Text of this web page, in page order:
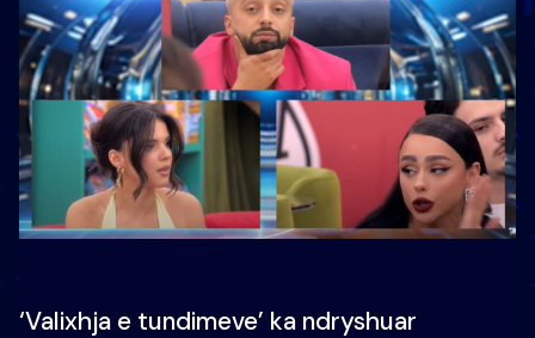
‘Valixhja e tundimeve’ ka ndryshuar